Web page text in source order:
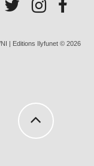
| Editions Ilyfunet © 2026